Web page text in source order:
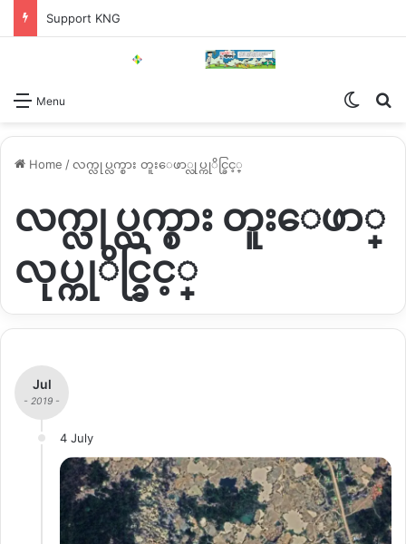
Support KNG
Menu
Home /လက္လုပ္လက္စား တူးေဖာ္လုပ္ကုိင္ခြင့္
လက္လုပ္လက္စား တူးေဖာ္
လုပ္ကုိင္ခြင့္
Jul
- 2019 -
4 July